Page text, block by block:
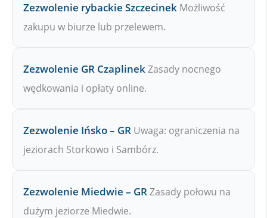
Zezwolenie rybackie Szczecinek Możliwość
zakupu w biurze lub przelewem.
Zezwolenie GR Czaplinek Zasady nocnego
wędkowania i opłaty online.
Zezwolenie Ińsko – GR Uwaga: ograniczenia na
jeziorach Storkowo i Sambórz.
Zezwolenie Miedwie – GR Zasady połowu na
dużym jeziorze Miedwie.